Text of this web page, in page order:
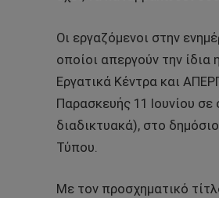
Οι εργαζόμενοι στην
οποίοι απεργούν την
Εργατικά Κέντρα και
Παρασκευής 11 Ιουνίου
διαδικτυακά), στο
Τύπου.
Με τον προσχηματικό